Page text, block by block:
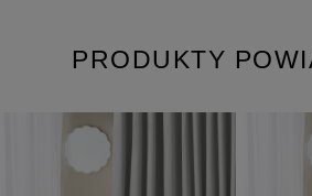
Pobierz instrukcję bezpieczeństwa
PRODUKTY